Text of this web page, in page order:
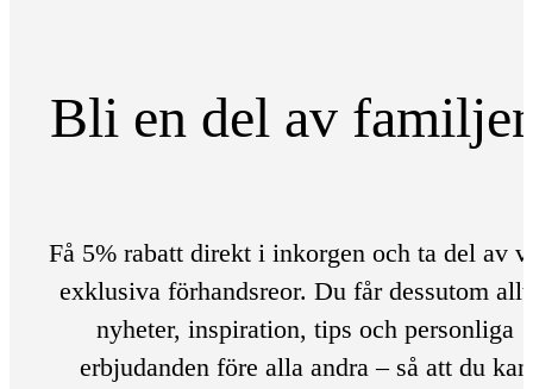
Bli en del av
Få 5% rabatt direkt i inkorgen och ta del av
exklusiva förhandsreor. Du får dessutom
nyheter, inspiration, tips och personliga
erbjudanden före alla andra – så att du kan